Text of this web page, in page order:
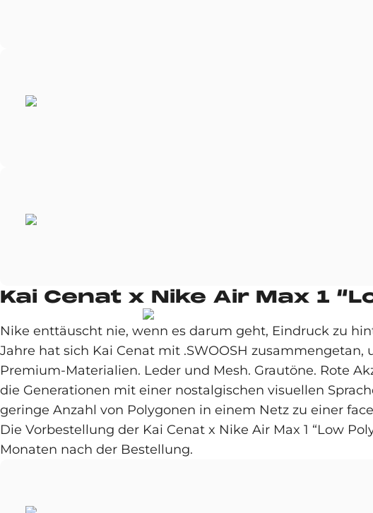
Kai Cenat x Nike Air Max 1
Nike enttäuscht nie, wenn es darum geht, Eindruck zu
Jahre hat sich Kai Cenat mit .SWOOSH zusammengetan,
Premium-Materialien. Leder und Mesh. Grautöne. Rote
die Generationen mit einer nostalgischen visuellen
geringe Anzahl von Polygonen in einem Netz zu einer
Die Vorbestellung der Kai Cenat x Nike Air Max 1 “Low
Monaten nach der Bestellung.